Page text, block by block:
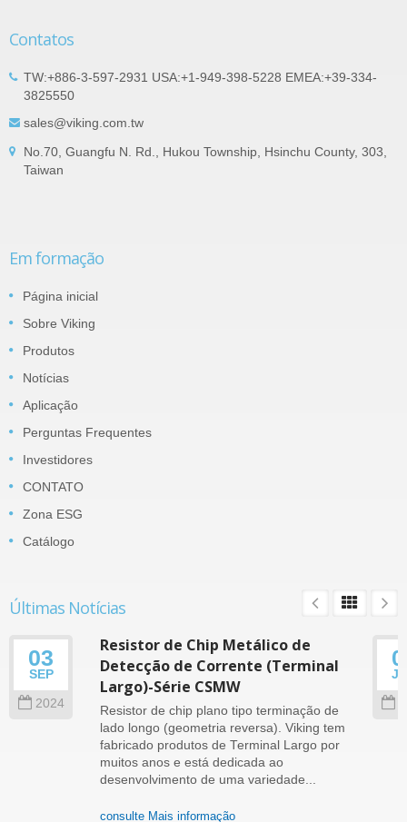
Contatos
TW:+886-3-597-2931 USA:+1-949-398-5228 EMEA:+39-334-
3825550
sales@viking.com.tw
No.70, Guangfu N. Rd., Hukou Township, Hsinchu County, 303,
Taiwan
Em formação
Página inicial
Sobre Viking
Produtos
Notícias
Aplicação
Perguntas Frequentes
Investidores
CONTATO
Zona ESG
Catálogo
Últimas Notícias
03
SEP
2024
Resistor de Chip Metálico de
Detecção de Corrente (Terminal
Largo)-Série CSMW
Resistor de chip plano tipo terminação de
lado longo (geometria reversa). Viking tem
fabricado produtos de Terminal Largo por
muitos anos e está dedicada ao
desenvolvimento de uma variedade...
consulte Mais informação